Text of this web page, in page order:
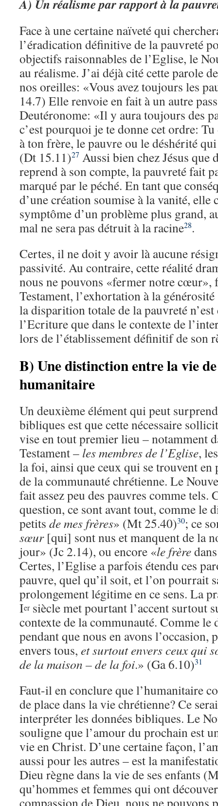
A) Un réalisme par rapport à la
Face à une certaine naïveté qui
l’éradication définitive de la pauvreté
objectifs raisonnables de l’Eglise, le
au réalisme. J’ai déjà cité cette parole
nos oreilles: «Vous avez toujours les
14.7) Elle renvoie en fait à un autre
Deutéronome: «Il y aura toujours des
c’est pourquoi je te donne cet ordre:
à ton frère, le pauvre ou le déshérité
(Dt 15.11)27 Aussi bien chez Jésus que
reprend à son compte, la pauvreté fait
marqué par le péché. En tant que
d’une création soumise à la vanité, elle
symptôme d’un problème plus grand,
mal ne sera pas détruit à la racine28.
Certes, il ne doit y avoir là aucune
passivité. Au contraire, cette réalité
nous ne pouvons «fermer notre cœur»,
Testament, l’exhortation à la
la disparition totale de la pauvreté n’est
l’Ecriture que dans le contexte de
lors de l’établissement définitif de son
B) Une distinction entre la vie
humanitaire
Un deuxième élément qui peut
bibliques est que cette nécessaire
vise en tout premier lieu – notamment
Testament – les membres de l’Eglise,
la foi, ainsi que ceux qui se trouvent
de la communauté chrétienne. Le
fait assez peu des pauvres comme tels.
question, ce sont avant tout, comme le
petits de mes frères» (Mt 25.40)30; ce
sœur[qui] sont nus et manquent de la
jour» (Jc 2.14), ou encore «le frère
Certes, l’Eglise a parfois étendu ces
pauvre, quel qu’il soit, et l’on pourrait
prolongement légitime en ce sens. La
Iersiècle met pourtant l’accent surtout
contexte de la communauté. Comme
pendant que nous en avons l’occasion,
envers tous, et surtout envers ceux qui
de la maison – de la foi.» (Ga 6.10)31
Faut-il en conclure que l’humanitaire
de place dans la vie chrétienne? Ce
interpréter les données bibliques. Le
souligne que l’amour du prochain est
vie en Christ. D’une certaine façon,
aussi pour les autres – est la
Dieu règne dans la vie de ses enfants
qu’hommes et femmes qui ont
compassion de Dieu, nous ne pouvons